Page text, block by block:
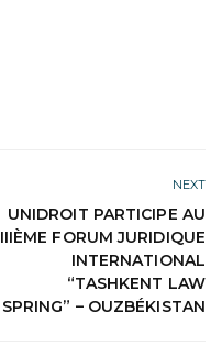
NEXT
UNIDROIT PARTICIPE AU
IIIÈME FORUM JURIDIQUE
INTERNATIONAL
“TASHKENT LAW
SPRING” – OUZBÉKISTAN